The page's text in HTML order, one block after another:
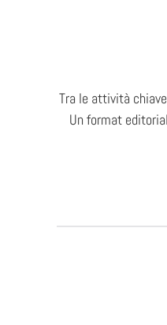
Tra le attività
Un format